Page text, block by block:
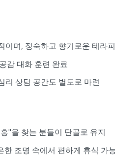
이며, 정숙하고 향기로운 테라
감 대화 훈련 완료
리 상담 공간도 별도로 마련
"을 찾는 분들이 단골로 유지
한 조명 속에서 편하게 휴식 가